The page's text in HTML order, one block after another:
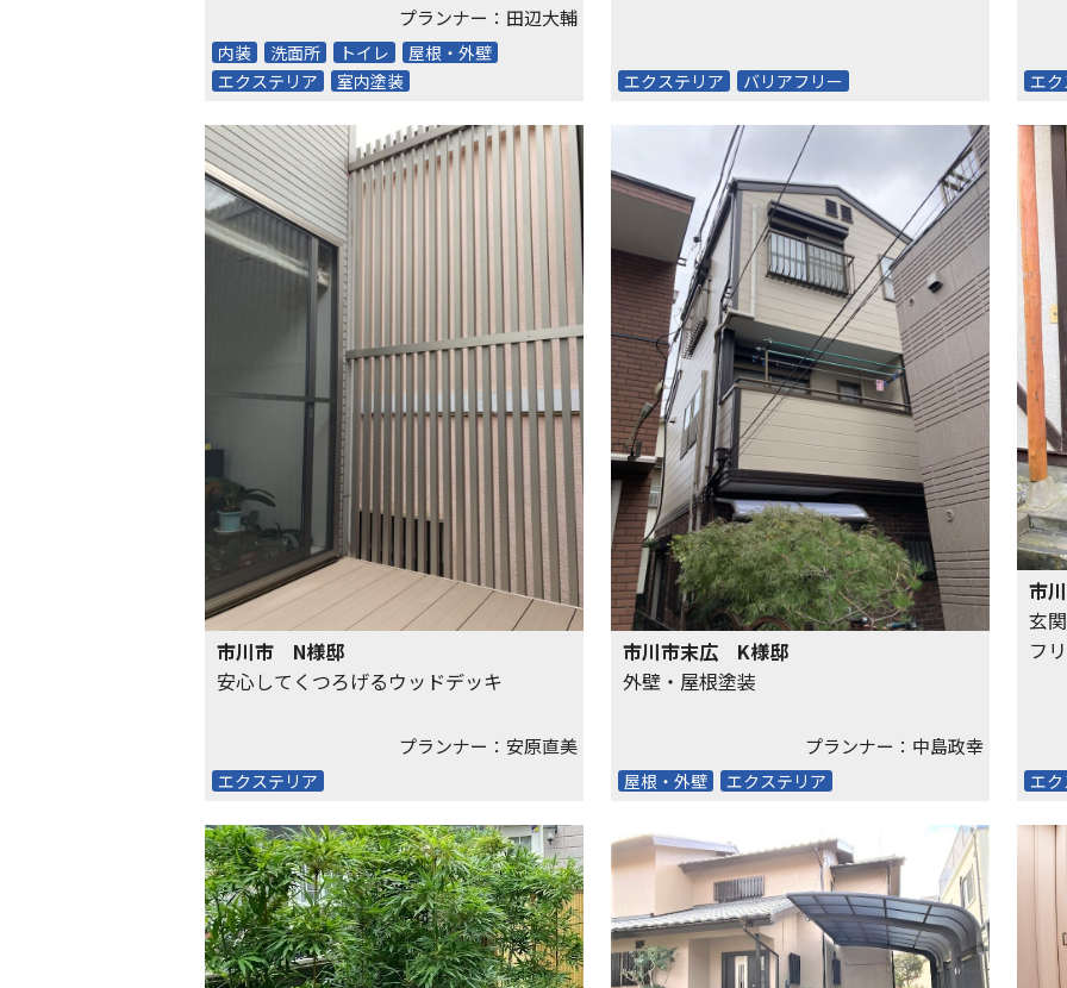
プランナー：田辺大輔
内装 洗面所 トイレ
屋根・外壁
エクステリア
室内塗装 エクステリア バリアフリー エ
市川市 N様邸
安心してくつろげるウッドデッキ
プランナー：安原直美
エクステリア
市川市末広 K様邸
外壁・屋根塗装
プランナー：中島政幸
屋根・外壁 エクステリア
市
玄
フ
エ